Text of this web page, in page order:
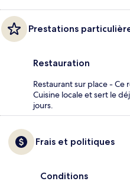
Prestations
Restauration
Restaurant sur place -
Cuisine locale et sert le
jours.
Frais et politiques
Conditions